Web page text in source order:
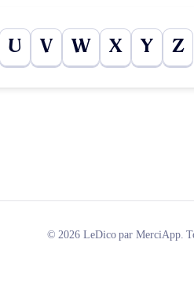
U V W X Y Z
© 2026 LeDico par MerciApp.